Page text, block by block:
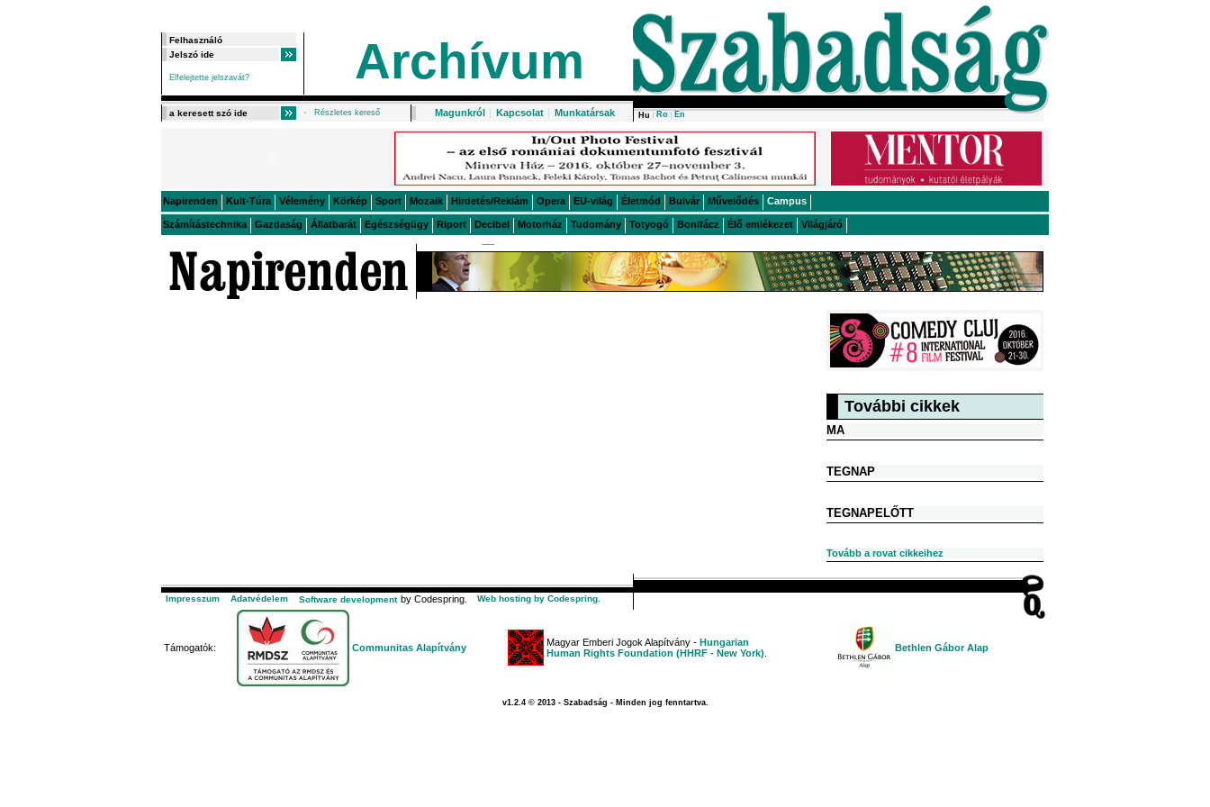
Elfelejtette jelszavát? Archívum
Részletes kereső Magunkról | Kapcsolat | Munkatársak Hu Ro En
Napirenden Kult-Túra Vélemény Körkép Sport Mozaik Hirdetés/Reklám Opera EU-világ Életmód Bulvár Művelődés Campus
Számítástechnika Gazdaság Állatbarát Egészségügy Riport Decibel Motorház Tudomány Totyogó Bonifácz Élő emlékezet Világjáró
További cikkek
MA
TEGNAP
TEGNAPELŐTT
Tovább a rovat cikkeihez
Impresszum Adatvédelem Software development by Codespring. Web hosting by Codespring.
Támogatók: Communitas Alapítvány Magyar Emberi Jogok Alapítvány - Hungarian
Human Rights Foundation (HHRF - New York)
Bethlen Gábor Alap
v1.2.4 © 2013 - Szabadság - Minden jog fenntartva.